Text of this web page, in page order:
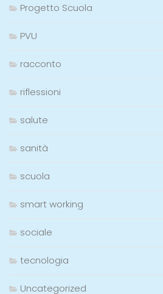
Progetto Scuola
PVU
racconto
riflessioni
salute
sanità
scuola
smart working
sociale
tecnologia
Uncategorized